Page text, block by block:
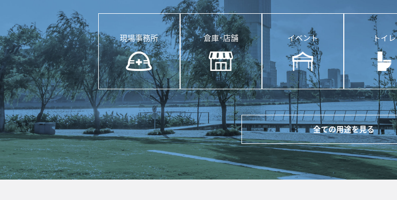
現場事務所 倉庫･店舗 イベント トイレ
全ての用途を見る